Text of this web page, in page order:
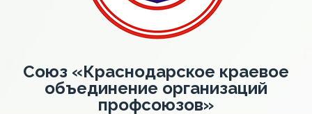
Союз «Краснодарское краевое
объединение организаций
профсоюзов»